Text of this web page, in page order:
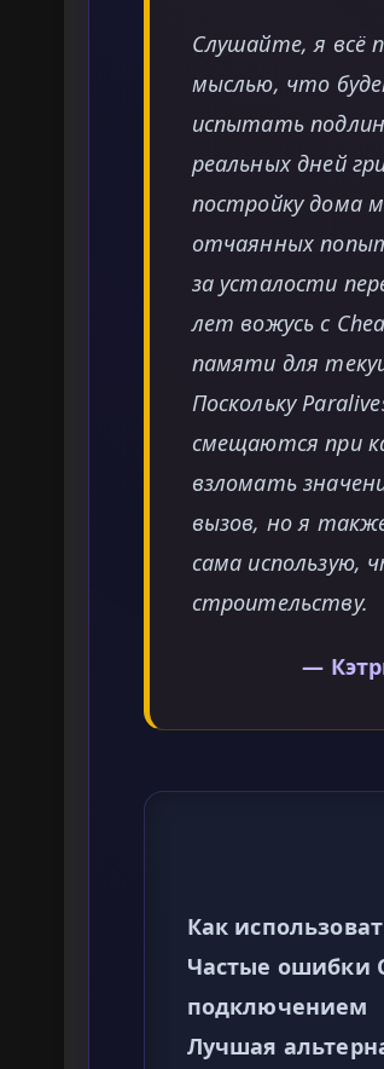
Слушайте, я всё
мыслью, что
испытать
реальных дней
постройку дома
отчаянных
за усталости
лет вожусь с
памяти для
Поскольку
смещаются при
взломать
вызов, но я
сама использую,
строительству.
—
Как
Частые ошибки
подключением
Лучшая